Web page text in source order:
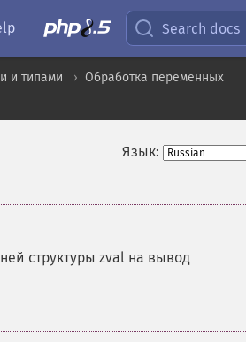
Search docs
и типами
Обработка переменных
Язык:
структуры zval на вывод